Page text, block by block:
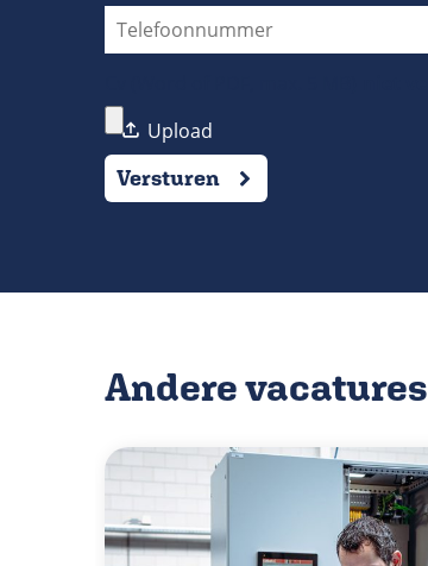
Versturen
Andere vacatures